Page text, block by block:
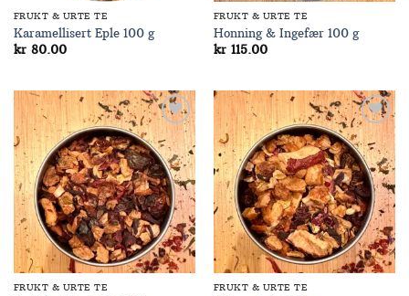
FRUKT & URTE TE
Karamellisert Eple 100 g
kr80.00
FRUKT & URTE TE
Honning & Ingefær 100 g
kr115.00
Add to
Wishlist
FRUKT & URTE TE
Add to
Wishlist
FRUKT & URTE TE